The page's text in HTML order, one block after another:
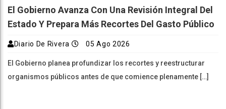
El Gobierno Avanza Con Una Revisión Integral Del
Estado Y Prepara Más Recortes Del Gasto Público
Diario De Rivera 05 Ago 2026
El Gobierno planea profundizar los recortes y reestructurar
organismos públicos antes de que comience plenamente […]